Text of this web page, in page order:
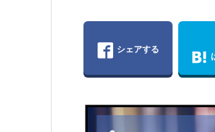
シェアする